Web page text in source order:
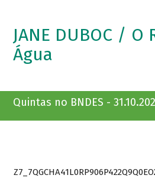
JANE DUBOC / O
Água
Quintas no BNDES -